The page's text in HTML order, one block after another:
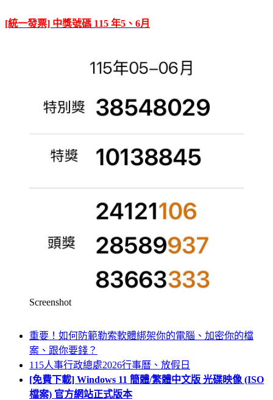
[統一發票] 中獎號碼 115 年5、6月
Screenshot
重要！如何防範勒索軟體綁架你的電腦、加密你的檔
案、跟你要錢？
115人事行政總處2026行事曆、放假日
[免費下載] Windows 11 簡體/繁體中文版 光碟映像 (ISO
檔案) 官方網站正式版本